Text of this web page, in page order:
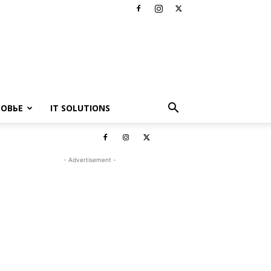
IT SOLUTIONS
- Advertisement -